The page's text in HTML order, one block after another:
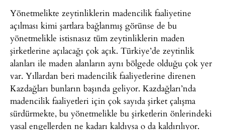
Yönetmelikte zeytinliklerin madencilik faaliyetine
açılması kimi şartlara bağlanmış görünse de bu
yönetmelikle istisnasız tüm zeytinliklerin maden
şirketlerine açılacağı çok açık. Türkiye’de zeytinlik
alanları ile maden alanların aynı bölgede olduğu çok yer
var. Yıllardan beri madencilik faaliyetlerine direnen
Kazdağları bunların başında geliyor. Kazdağları’nda
madencilik faaliyetleri için çok sayıda şirket çalışma
sürdürmekte, bu yönetmelikle bu şirketlerin önlerindeki
yasal engellerden ne kadarı kaldıysa o da kaldırılıyor.